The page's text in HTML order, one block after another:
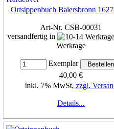
Ortsippenbuch Baiersbronn
Art-Nr. CSB-00031
versandfertig in
Werktage
Exemplar
40,00 €
inkl. 7% MwSt, zzgl.
Details...